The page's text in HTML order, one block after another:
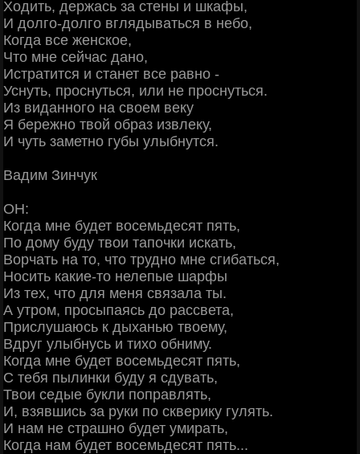
Ходить, держась за стены и шкафы,
И долго-долго вглядываться в небо,
Когда все женское,
Что мне сейчас дано,
Истратится и станет все равно -
Уснуть, проснуться, или не проснуться.
Из виданного на своем веку
Я бережно твой образ извлеку,
И чуть заметно губы улыбнутся.
Вадим Зинчук
ОН:
Когда мне будет восемьдесят пять,
По дому буду твои тапочки искать,
Ворчать на то, что трудно мне сгибаться,
Носить какие-то нелепые шарфы
Из тех, что для меня связала ты.
А утром, просыпаясь до рассвета,
Прислушаюсь к дыханью твоему,
Вдруг улыбнусь и тихо обниму.
Когда мне будет восемьдесят пять,
С тебя пылинки буду я сдувать,
Твои седые букли поправлять,
И, взявшись за руки по скверику гулять.
И нам не страшно будет умирать,
Когда нам будет восемьдесят пять...